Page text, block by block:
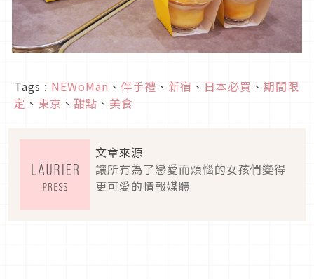
Tags : NEWoMan 、 伴手禮 、 新宿 、 日本必買 、 期間限
定 、 東京 、 甜點 、 美食
文章來源
讓所有為了戀愛而煩惱的女孩們變得
更可愛的情報媒體